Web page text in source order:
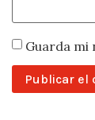
Guarda mi